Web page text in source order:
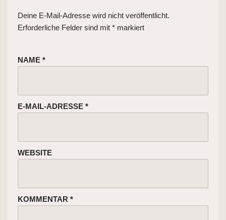
Deine E-Mail-Adresse wird nicht veröffentlicht.
Erforderliche Felder sind mit * markiert
NAME *
E-MAIL-ADRESSE *
WEBSITE
KOMMENTAR *